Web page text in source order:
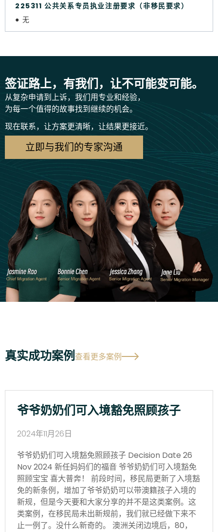
225311 公共关系专员执业注册要求（非移民要求）
● 无
签证路上，有我们，让不可能变可能。
从复杂申请到上诉，我们用专业和经验，
为每一个值得的故事找到继续的机会。
现在联系，让方案更清晰，让结果更接近。
立即与我们的专家沟通
真实成功案例查看更多案例
爷爷奶奶们可入境豁免照顾孩子
2024年11月26日
爷爷奶奶们可入境豁免照顾孩子 Decision Date 26
Nov 2024 新任妈妈们的福音 爷爷奶奶们可入境豁免
照顾宝宝 喜大普奔！ 前段时间，移民局更新了入境豁
免的新条例，增加了爷爷奶奶可以带澳籍孩子入境的
新规，但是今天要和大家分享的并不是这类案例。这
类案例，在移民局未出新规前，我们就已经做下来不
止一例了。没什么新奇的。 澳洲关闭边境后，80，